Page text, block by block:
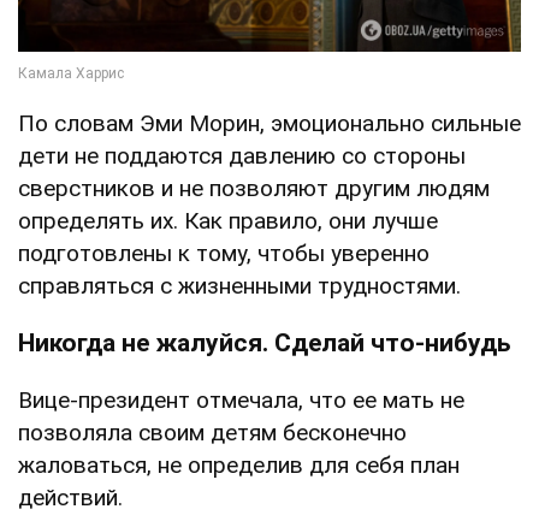
По словам Эми Морин, эмоционально сильные
дети не поддаются давлению со стороны
сверстников и не позволяют другим людям
определять их. Как правило, они лучше
подготовлены к тому, чтобы уверенно
справляться с жизненными трудностями.
Никогда не жалуйся. Сделай что-нибудь
Вице-президент отмечала, что ее мать не
позволяла своим детям бесконечно
жаловаться, не определив для себя план
действий.